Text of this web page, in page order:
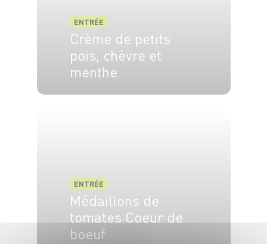
ENTRÉE
Crème de petits
pois, chèvre et
menthe
ENTRÉE
Médaillons de
tomates Coeur de
boeuf